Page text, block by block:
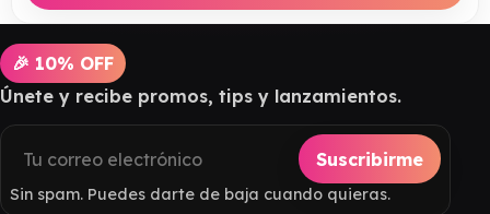
🎉 10% OFF
Únete y recibe promos, tips y lanzamientos.
Suscribirme
Sin spam. Puedes darte de baja cuando quieras.